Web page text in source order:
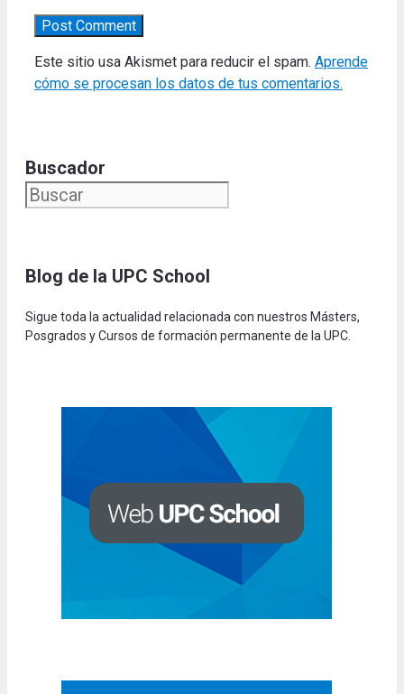
Este sitio usa Akismet para reducir el spam. Aprende
cómo se procesan los datos de tus comentarios.
Buscador
Blog de la UPC School
Sigue toda la actualidad relacionada con nuestros Másters,
Posgrados y Cursos de formación permanente de la UPC.